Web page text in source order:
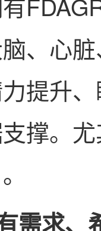
、心
提升
撑。
需求、